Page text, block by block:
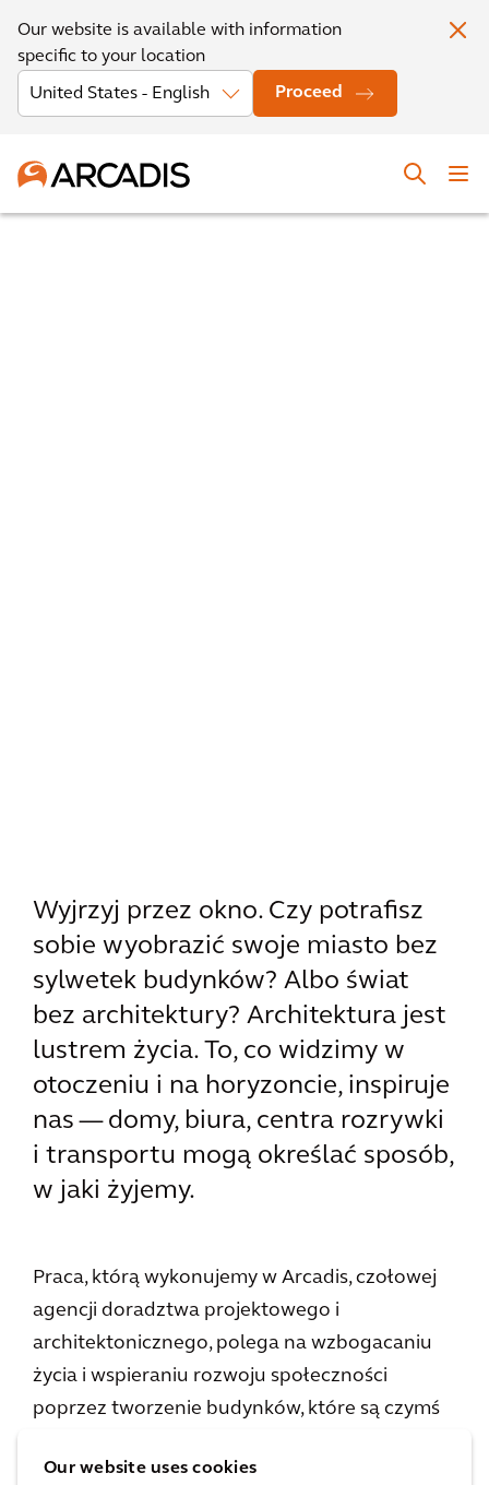
Our website uses cookies
Our website is available with information
specific to your location
Proceed
Wyjrzyj przez okno. Czy potrafisz
sobie wyobrazić swoje miasto bez
sylwetek budynków? Albo świat
bez architektury? Architektura jest
lustrem życia. To, co widzimy w
otoczeniu i na horyzoncie, inspiruje
nas — domy, biura, centra rozrywki
i transportu mogą określać sposób,
w jaki żyjemy.
Praca, którą wykonujemy w Arcadis, czołowej
agencji doradztwa projektowego i
architektonicznego, polega na wzbogacaniu
życia i wspieraniu rozwoju społeczności
poprzez tworzenie budynków, które są czymś
mieszkania. Jesteśmy odpowiedzialni za